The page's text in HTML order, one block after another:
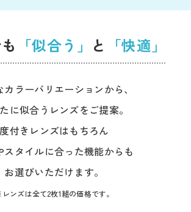
「似合う」 と 「快適」
カラーバリエーションから、
に似合うレンズをご提案。
度付きレンズはもちろん
スタイルに合った機能からも
お選びいただけます。
ンズは全て2枚1組の価格です。